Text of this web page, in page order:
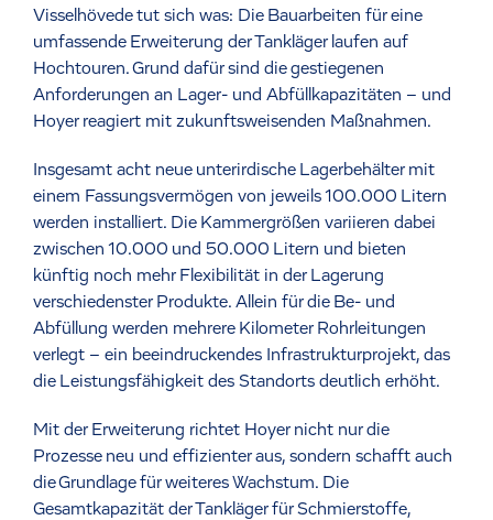
Visselhövede tut sich was: Die Bauarbeiten für eine
umfassende Erweiterung der Tankläger laufen auf
Hochtouren. Grund dafür sind die gestiegenen
Anforderungen an Lager- und Abfüllkapazitäten – und
Hoyer reagiert mit zukunftsweisenden Maßnahmen.
Insgesamt acht neue unterirdische Lagerbehälter mit
einem Fassungsvermögen von jeweils 100.000 Litern
werden installiert. Die Kammergrößen variieren dabei
zwischen 10.000 und 50.000 Litern und bieten
künftig noch mehr Flexibilität in der Lagerung
verschiedenster Produkte. Allein für die Be- und
Abfüllung werden mehrere Kilometer Rohrleitungen
verlegt – ein beeindruckendes Infrastrukturprojekt, das
die Leistungsfähigkeit des Standorts deutlich erhöht.
Mit der Erweiterung richtet Hoyer nicht nur die
Prozesse neu und effizienter aus, sondern schafft auch
die Grundlage für weiteres Wachstum. Die
Gesamtkapazität der Tankläger für Schmierstoffe,